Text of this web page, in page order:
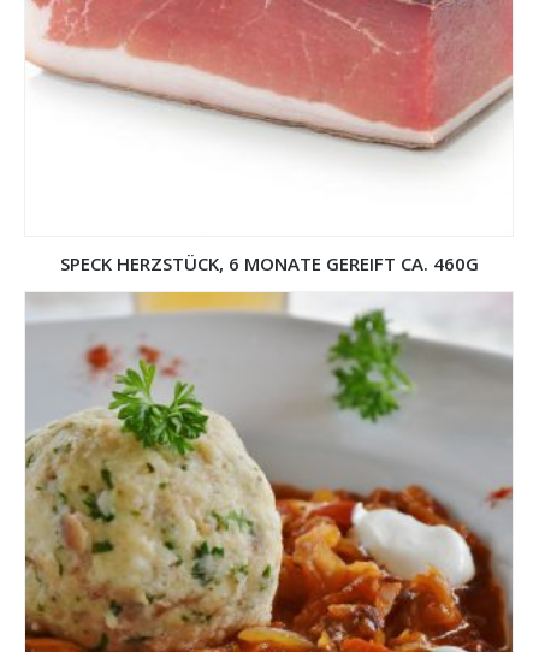
SPECK HERZSTÜCK, 6 MONATE GEREIFT CA. 460G